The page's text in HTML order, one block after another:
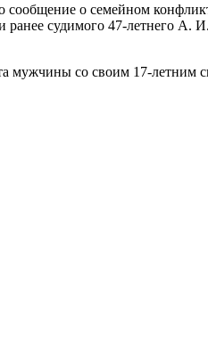
о семейном
судимого 47-летнего
мужчины со своим 17-